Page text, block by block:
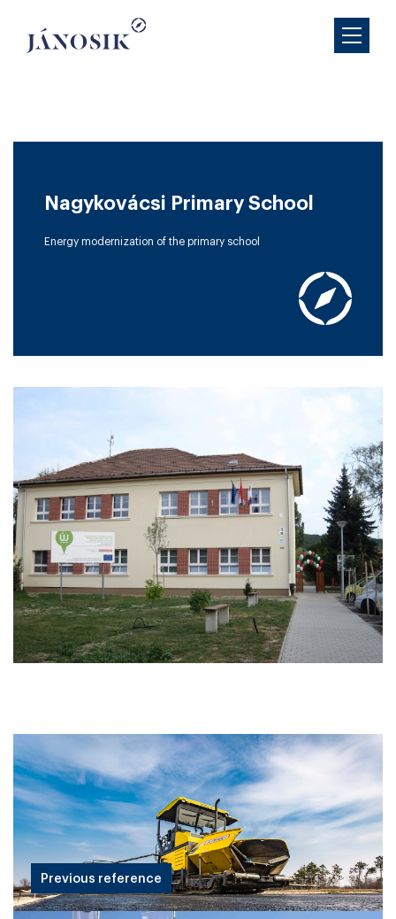
Nagykovácsi Primary School
Energy modernization of the primary school
Previous reference